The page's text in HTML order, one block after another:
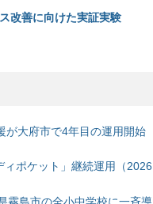
改善に向けた実証実験
が大府市で4年目の運用開始
ポケット」継続運用（2026